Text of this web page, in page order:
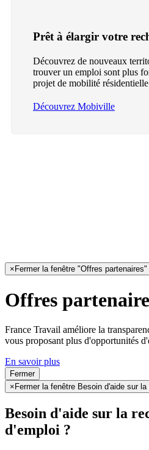
Prêt à élargir votre
Découvrez de nouveaux
trouver un emploi sont plus
projet de mobilité résidentielle
Découvrez Mobiville
× Fermer la fenêtre "Offres partenaires"
Offres
France Travail améliore la
vous proposant plus d'opportunités
En savoir plus
Fermer
× Fermer la fenêtre Besoin d'aide sur
Besoin d'aide sur la
d'emploi ?